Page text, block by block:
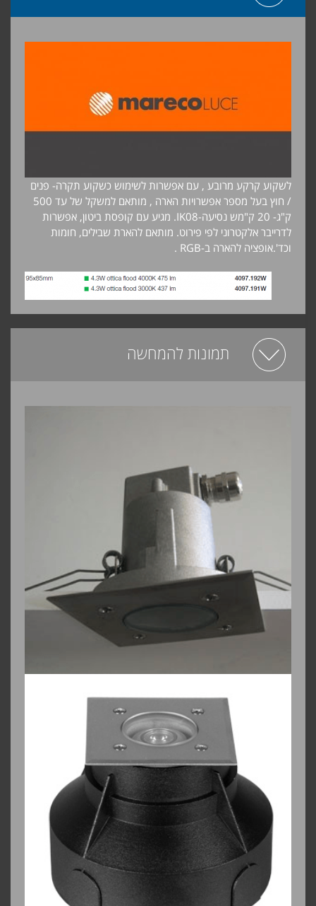
לשקוע קרקע מרובע , עם אפשרות לשימוש כשקוע תקרה- פנים
/ חוץ בעל מספר אפשרויות הארה , מותאם למשקל של עד 500
ק"ג- 20 ק"מש נסיעה-IK08.
מגיע עם קופסת ביטון, אפשרות
לדרייבר אלקטרוני לפי פירוט. מותאם להארת שבילים, חומות
וכד'.אופציה להארה ב-RGB .
תמונות להמחשה